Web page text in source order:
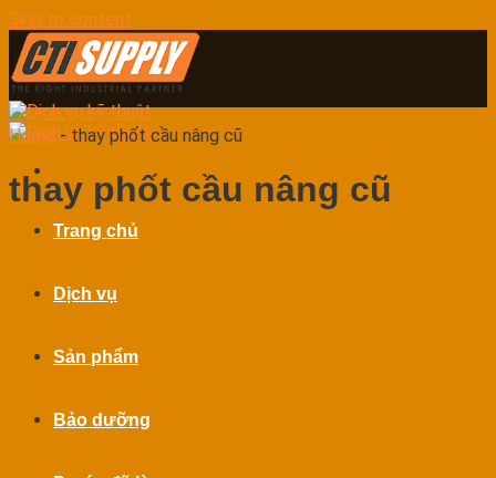
Skip to content
Trang chủ
Dịch vụ
Sản phẩm
Bảo dưỡng
Home-thay phốt cầu nâng cũ
thay phốt cầu nâng cũ